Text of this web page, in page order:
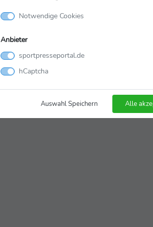
Notwendige Cookies
Anbieter
sportpresseportal.de
hCaptcha
Auswahl Speichern Alle